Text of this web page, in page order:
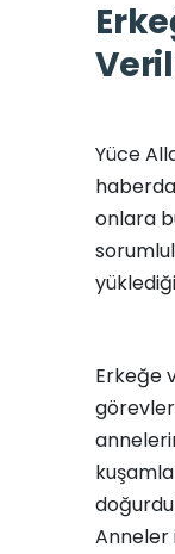
Yüce
onlara
Erkeğe
görevler
Anneler